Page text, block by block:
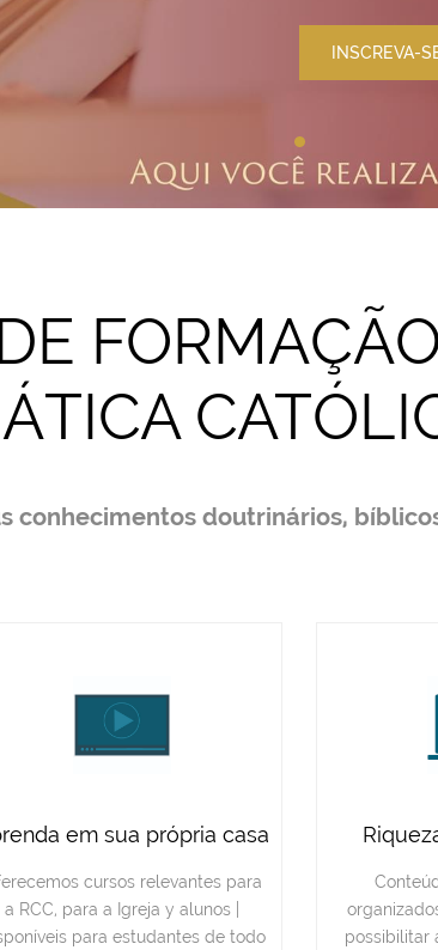
INSCREVA-
conhecimentos doutrinários,
em sua própria casa
cursos relevantes para
a RCC, para a Igreja y alunos |
para estudantes de todo
possibilitar